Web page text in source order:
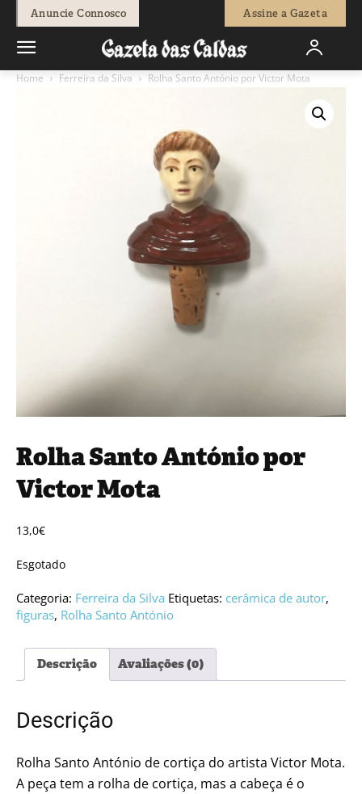
Anuncie Connosco Assine a Gazeta
Home Ferreira da Silva Rolha Santo António por Victor Mota
Rolha Santo António por
Victor Mota
13,0€
Esgotado
Categoria: Ferreira da Silva Etiquetas: cerâmica de autor,
figuras, Rolha Santo António
Descrição Avaliações (0)
Descrição
Rolha Santo António de cortiça do artista Victor Mota.
A peça tem a rolha de cortiça, mas a cabeça é o